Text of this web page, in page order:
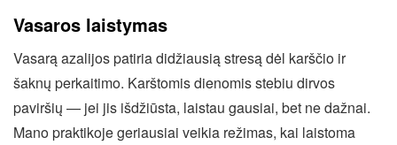
Vasaros laistymas
Vasarą azalijos patiria didžiausią stresą dėl karščio ir
šaknų perkaitimo. Karštomis dienomis stebiu dirvos
paviršių — jei jis išdžiūsta, laistau gausiai, bet ne dažnai.
Mano praktikoje geriausiai veikia režimas, kai laistoma